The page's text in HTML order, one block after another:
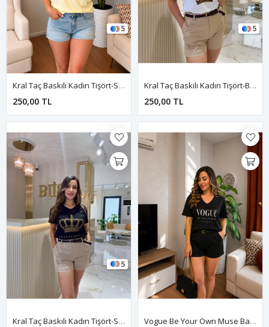
5
Kral Taç Baskılı Kadın Tişört-Sarı
250,00 TL
5
Kral Taç Baskılı Kadın Tişört-Beyaz
250,00 TL
5
Kral Taç Baskılı Kadın Tişört-Siyah Vogue Be Your Own Muse Baskılı Kadın Tişört-Siyah